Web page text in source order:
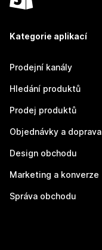
Kategorie aplikací
Prodejní kanály
Hledání produktů
Prodej produktů
Objednávky a doprava
Design obchodu
Marketing a konverze
Správa obchodu